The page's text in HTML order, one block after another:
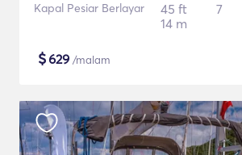
Kapal Pesiar Berlayar
45 ft
14 m
7
$629 /malam